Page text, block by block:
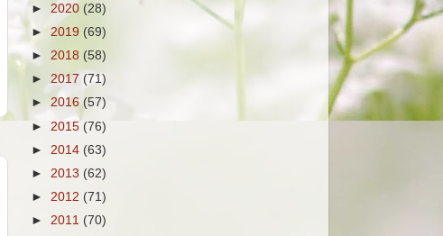
► 2020 (28)
► 2019 (69)
► 2018 (58)
► 2017 (71)
► 2016 (57)
► 2015 (76)
► 2014 (63)
► 2013 (62)
► 2012 (71)
► 2011 (70)